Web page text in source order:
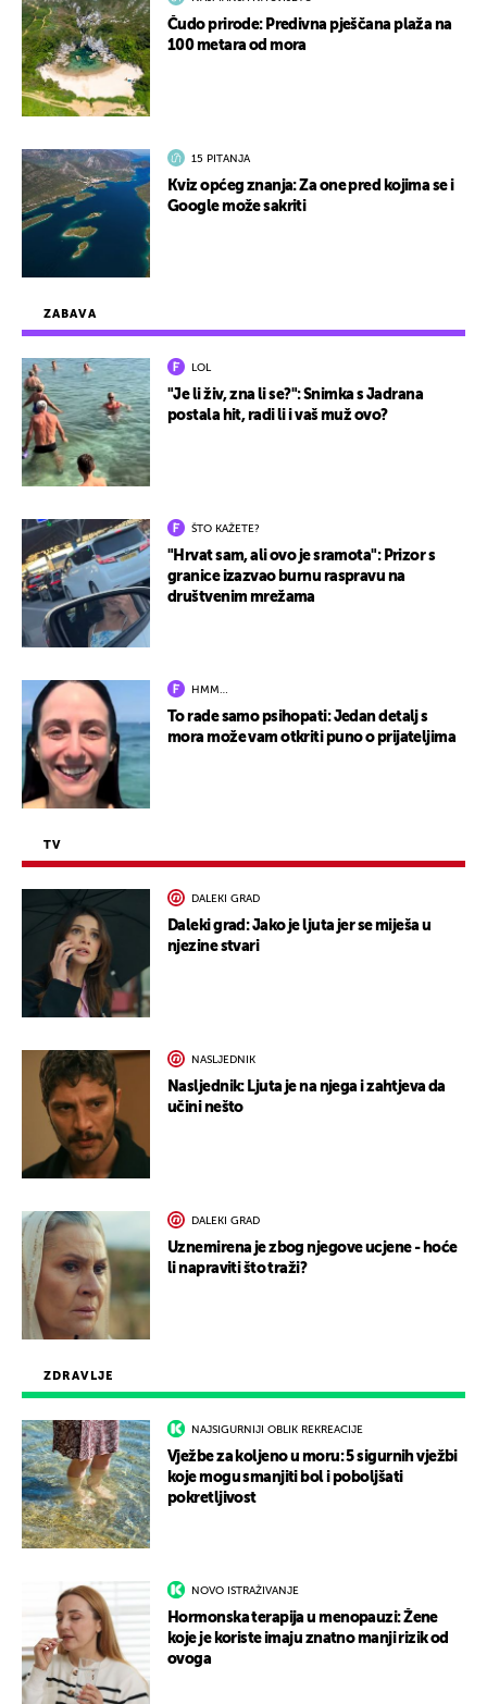
ZDRAVLJE
NAJSIGURNIJI OBLIK REKREACIJE
Vježbe za koljeno u moru: 5 sigurnih vježbi
koje mogu smanjiti bol i poboljšati
pokretljivost
NOVO ISTRAŽIVANJE
Hormonska terapija u menopauzi: Žene
koje je koriste imaju znatno manji rizik od
ovoga
ZABAVA
LOL
"Je li živ, zna li se?": Snimka s Jadrana
postala hit, radi li i vaš muž ovo?
ŠTO KAŽETE?
"Hrvat sam, ali ovo je sramota": Prizor s
granice izazvao burnu raspravu na
društvenim mrežama
HMM…
To rade samo psihopati: Jedan detalj s
mora može vam otkriti puno o prijateljima
TV
DALEKI GRAD
Daleki grad: Jako je ljuta jer se miješa u
njezine stvari
NASLJEDNIK
Nasljednik: Ljuta je na njega i zahtjeva da
učini nešto
DALEKI GRAD
Uznemirena je zbog njegove ucjene - hoće
li napraviti što traži?
Čudo prirode: Predivna pješčana plaža na
100 metara od mora
15 PITANJA
Kviz općeg znanja: Za one pred kojima se i
Google može sakriti